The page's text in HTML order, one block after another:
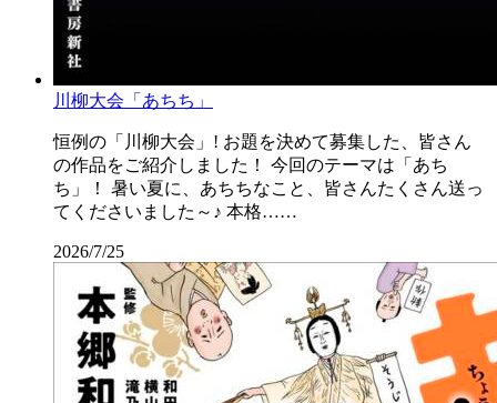
川柳大会「あちち」
恒例の「川柳大会」! お題を決めて募集した、皆さん
の作品をご紹介しました！ 今回のテーマは「あち
ち」！ 暑い夏に、あちちなこと、皆さんたくさん送っ
てくださいました～♪ 本格……
2026/7/25